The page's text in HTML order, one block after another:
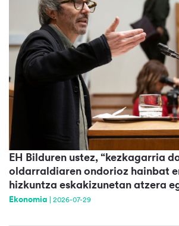
EH Bilduren ustez, “kezkagarria
oldarraldiaren ondorioz hainbat
hizkuntza eskakizunetan atzera
Ekonomia 2026-07-29